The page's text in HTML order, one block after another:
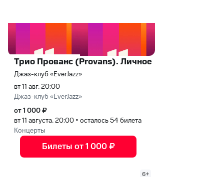
Трио Прованс (Provans). Личное
Джаз-клуб «EverJazz»
вт 11 авг, 20:00
Джаз-клуб «EverJazz»
от 1 000 ₽
вт 11 августа, 20:00 • осталось 54 билета
Концерты
Билеты от 1 000 ₽
6+